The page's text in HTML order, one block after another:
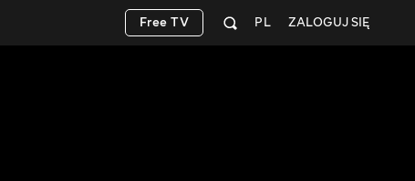
ZALOGUJ SIĘ
PL
Free TV